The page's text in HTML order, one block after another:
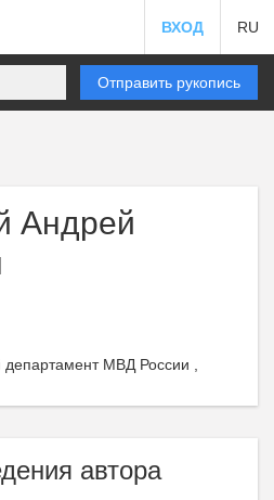
ВХОД RU
Отправить рукопись
Андрей
МВД России ,
автора